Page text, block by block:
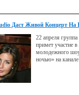
Даст Живой Концерт На
22 апреля
примет участие
молодежного
ночью» на